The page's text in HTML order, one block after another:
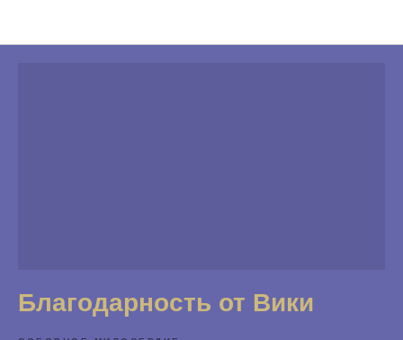
Благодарность от Вики